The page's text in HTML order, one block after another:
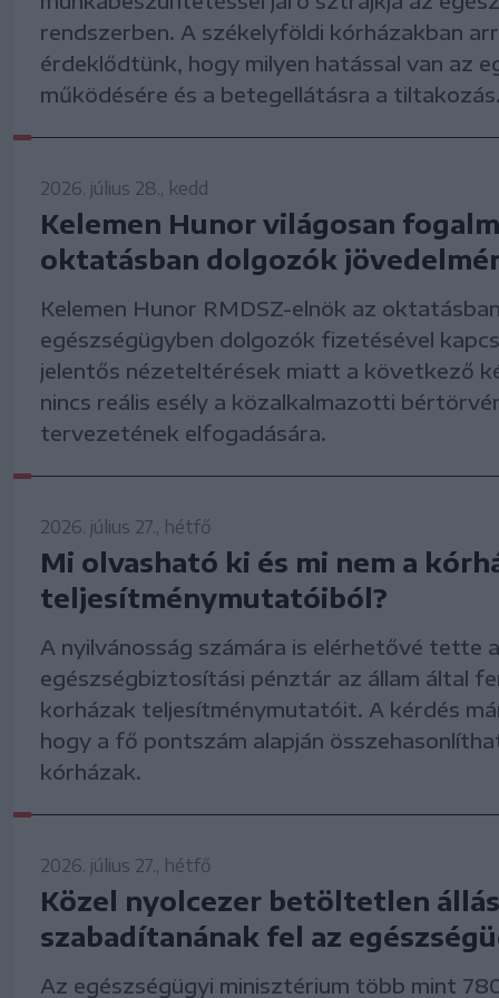
rendszerben. A székelyföldi kórházakban
érdeklődtünk, hogy milyen hatással van az
működésére és a betegellátásra a tiltakozás.
2026. július 28., kedd
Kelemen Hunor világosan
oktatásban dolgozók
Kelemen Hunor RMDSZ-elnök az
egészségügyben dolgozók fizetésével
jelentős nézeteltérések miatt a következő
nincs reális esély a közalkalmazotti
tervezetének elfogadására.
2026. július 27., hétfő
Mi olvasható ki és mi nem a
teljesítménymutatóiból?
A nyilvánosság számára is elérhetővé tette
egészségbiztosítási pénztár az állam által
korházak teljesítménymutatóit. A kérdés
hogy a fő pontszám alapján
kórházak.
2026. július 27., hétfő
Közel nyolcezer betöltetlen
szabadítanának fel az
Az egészségügyi minisztérium több mint